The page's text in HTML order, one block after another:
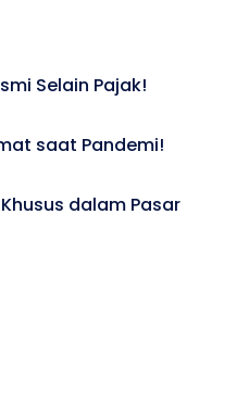
Selain Pajak!
saat Pandemi!
dalam Pasar